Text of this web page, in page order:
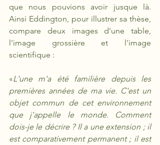
que nous pouvions avoir jusque là.
Ainsi Eddington, pour illustrer sa thèse,
compare deux images d'une table,
l'image grossière et
l'image
scientifique :
«L'une m'a été familière depuis les
premières années de ma vie. C'est un
objet commun de cet environnement
que j'appelle le monde. Comment
dois-je le décrire ? Il a une extension ; il
est comparativement permanent ; il est